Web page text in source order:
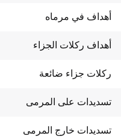
أهداف في مرماه
أهداف ركلات الجزاء
ركلات جزاء ضائعة
تسديدات على المرمى
تسديدات خارج المرمى